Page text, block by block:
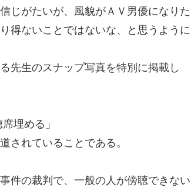
じがたいが、風貌が ＡＶ男優になりた
得ないことではないな、と思 うように
先生のスナップ写真を特別に掲載し
埋める 」
されていることである。
件の裁判で、一般の人が傍聴できない